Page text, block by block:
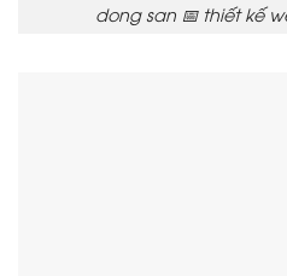
dong san 📅 thiết kế